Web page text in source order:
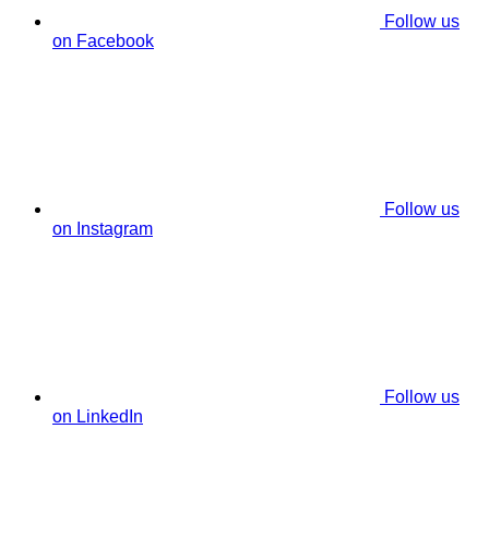
Follow us
on Facebook
Follow us
on Instagram
Follow us
on LinkedIn